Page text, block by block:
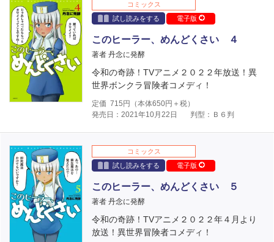
コミックス
試し読みをする
電子版
このヒーラー、めんどくさい ４
著者 丹念に発酵
令和の奇跡！TVアニメ２０２２年放送！異
世界ボンクラ冒険者コメディ！
定価 715 円（本体650円＋税）
発売日：2021年10月22日
判型：Ｂ６判
コミックス
試し読みをする
電子版
このヒーラー、めんどくさい ５
著者 丹念に発酵
令和の奇跡！TVアニメ２０２２年４月より
放送！異世界冒険者コメディ！